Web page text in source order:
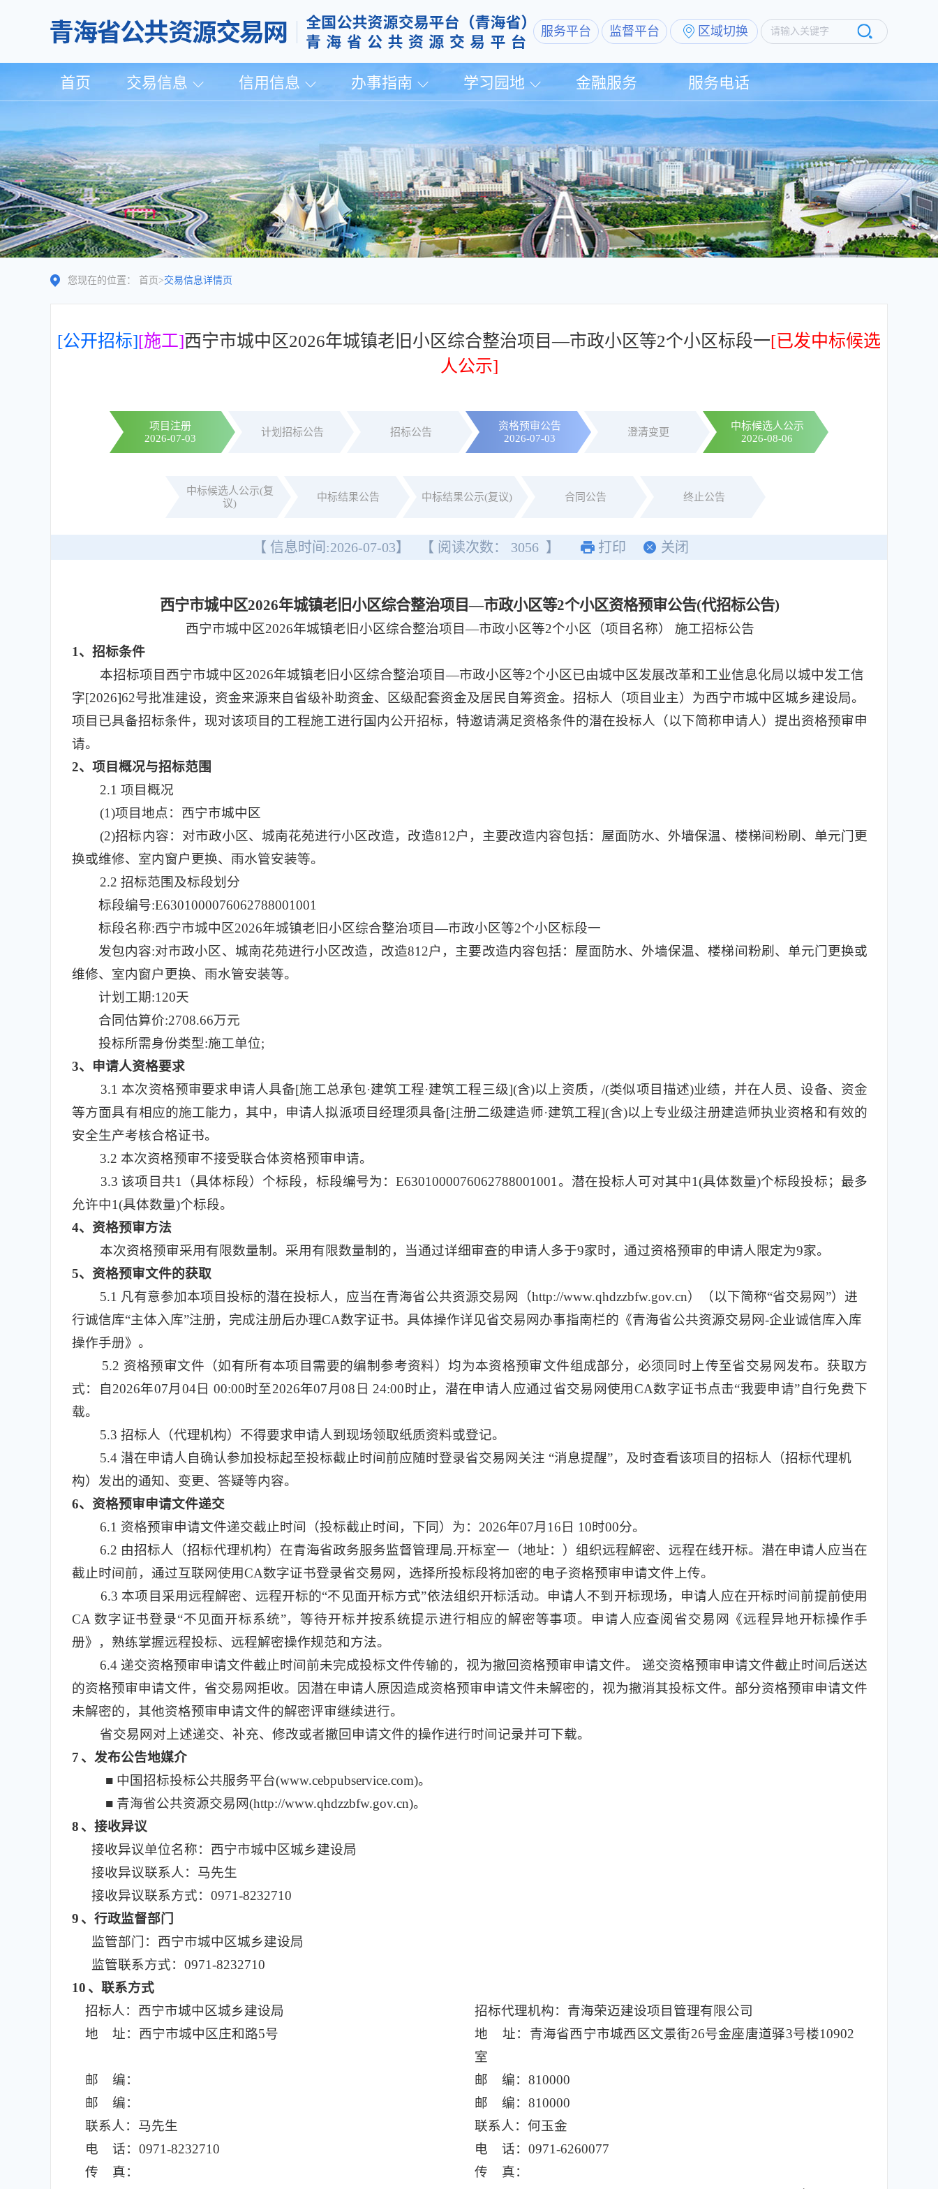
服务平台 监督平台 区域切换 请输入关键字
首页 交易信息 信用信息 办事指南 学习园地 金融服务 服务电话
您现在的位置： 首页 >交易信息详情页
[公开招标][施工]西宁市城中区2026年城镇老旧小区综合整治项目—市政小区等2个小区标段一[已发中标候选
人公示]
项目注册
2026-07-03
计划招标公告 招标公告
资格预审公告
2026-07-03
澄清变更
中标候选人公示
2026-08-06
中标候选人公示(复
议)
中标结果公告 中标结果公示(复议) 合同公告 终止公告
【 信息时间:2026-07-03】 【 阅读次数： 3056 】 打印 关闭
西宁市城中区2026年城镇老旧小区综合整治项目—市政小区等2个小区资格预审公告(代招标公告)
西宁市城中区2026年城镇老旧小区综合整治项目—市政小区等2个小区（项目名称） 施工招标公告
1、招标条件
本招标项目西宁市城中区2026年城镇老旧小区综合整治项目—市政小区等2个小区已由城中区发展改革和工业信息化局以城中发工信
字[2026]62号批准建设，资金来源来自省级补助资金、区级配套资金及居民自筹资金。招标人（项目业主）为西宁市城中区城乡建设局。
项目已具备招标条件，现对该项目的工程施工进行国内公开招标，特邀请满足资格条件的潜在投标人（以下简称申请人）提出资格预审申
请。
2、项目概况与招标范围
2.1 项目概况
(1)项目地点：西宁市城中区
(2)招标内容：对市政小区、城南花苑进行小区改造，改造812户，主要改造内容包括：屋面防水、外墙保温、楼梯间粉刷、单元门更
换或维修、室内窗户更换、雨水管安装等。
2.2 招标范围及标段划分
标段编号:E6301000076062788001001
标段名称:西宁市城中区2026年城镇老旧小区综合整治项目—市政小区等2个小区标段一
发包内容:对市政小区、城南花苑进行小区改造，改造812户，主要改造内容包括：屋面防水、外墙保温、楼梯间粉刷、单元门更换或
维修、室内窗户更换、雨水管安装等。
计划工期:120天
合同估算价:2708.66万元
投标所需身份类型:施工单位;
3、申请人资格要求
3.1 本次资格预审要求申请人具备[施工总承包·建筑工程·建筑工程三级](含)以上资质，/(类似项目描述)业绩，并在人员、设备、资金
等方面具有相应的施工能力，其中，申请人拟派项目经理须具备[注册二级建造师·建筑工程](含)以上专业级注册建造师执业资格和有效的
安全生产考核合格证书。
3.2 本次资格预审不接受联合体资格预审申请。
3.3该项目共1（具体标段）个标段，标段编号为：E6301000076062788001001。潜在投标人可对其中1(具体数量)个标段投标；最多
允许中1(具体数量)个标段。
4、资格预审方法
本次资格预审采用有限数量制。采用有限数量制的，当通过详细审查的申请人多于9家时，通过资格预审的申请人限定为9家。
5、资格预审文件的获取
5.1 凡有意参加本项目投标的潜在投标人，应当在青海省公共资源交易网（http://www.qhdzzbfw.gov.cn）（以下简称“省交易网”）进
行诚信库“主体入库”注册，完成注册后办理CA数字证书。具体操作详见省交易网办事指南栏的《青海省公共资源交易网-企业诚信库入库
操作手册》。
5.2 资格预审文件（如有所有本项目需要的编制参考资料）均为本资格预审文件组成部分，必须同时上传至省交易网发布。获取方
式：自2026年07月04日 00:00时至2026年07月08日 24:00时止，潜在申请人应通过省交易网使用CA数字证书点击“我要申请”自行免费下
载。
5.3 招标人（代理机构）不得要求申请人到现场领取纸质资料或登记。
5.4 潜在申请人自确认参加投标起至投标截止时间前应随时登录省交易网关注 “消息提醒”，及时查看该项目的招标人（招标代理机
构）发出的通知、变更、答疑等内容。
6、资格预审申请文件递交
6.1 资格预审申请文件递交截止时间（投标截止时间，下同）为：2026年07月16日 10时00分。
6.2 由招标人（招标代理机构）在青海省政务服务监督管理局.开标室一（地址：）组织远程解密、远程在线开标。潜在申请人应当在
截止时间前，通过互联网使用CA数字证书登录省交易网，选择所投标段将加密的电子资格预审申请文件上传。
6.3 本项目采用远程解密、远程开标的“不见面开标方式”依法组织开标活动。申请人不到开标现场，申请人应在开标时间前提前使用
CA 数字证书登录“不见面开标系统”，等待开标并按系统提示进行相应的解密等事项。申请人应查阅省交易网《远程异地开标操作手
册》，熟练掌握远程投标、远程解密操作规范和方法。
6.4 递交资格预审申请文件截止时间前未完成投标文件传输的，视为撤回资格预审申请文件。 递交资格预审申请文件截止时间后送达
的资格预审申请文件，省交易网拒收。因潜在申请人原因造成资格预审申请文件未解密的，视为撤消其投标文件。部分资格预审申请文件
未解密的，其他资格预审申请文件的解密评审继续进行。
省交易网对上述递交、补充、修改或者撤回申请文件的操作进行时间记录并可下载。
7 、发布公告地媒介
■ 中国招标投标公共服务平台(www.cebpubservice.com)。
■ 青海省公共资源交易网(http://www.qhdzzbfw.gov.cn)。
8 、接收异议
接收异议单位名称：西宁市城中区城乡建设局
接收异议联系人：马先生
接收异议联系方式：0971-8232710
9 、行政监督部门
监管部门：西宁市城中区城乡建设局
监管联系方式：0971-8232710
10 、联系方式
招标人：西宁市城中区城乡建设局
招标代理机构：青海荣迈建设项目管理有限公司
地 址：西宁市城中区庄和路5号
地 址：青海省西宁市城西区文景街26号金座唐道驿3号楼10902
室
邮 编：
邮 编：810000
邮 编：
邮 编：810000
联系人：马先生
联系人：何玉金
电 话：0971-8232710
电 话：0971-6260077
传 真：
传 真：